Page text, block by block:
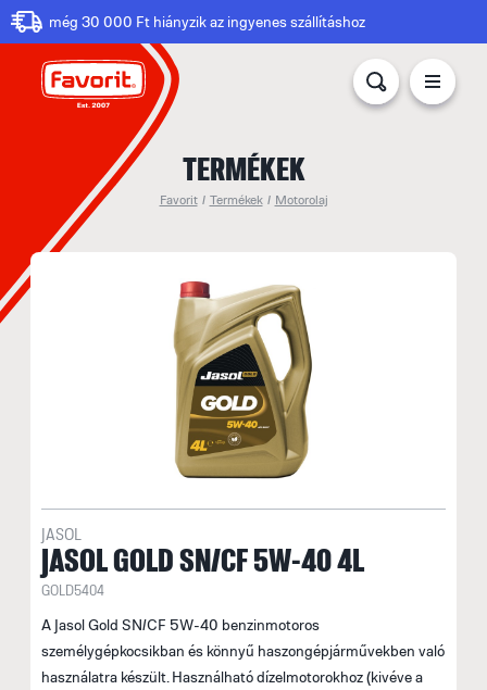
még 30 000 Ft hiányzik az ingyenes szállításhoz
TERMÉKEK
Favorit / Termékek / Motorolaj
JASOL
JASOL GOLD SN/CF 5W-40 4L
GOLD5404
A Jasol Gold SN/CF 5W-40 benzinmotoros
személygépkocsikban és könnyű haszongépjárművekben való
használatra készült. Használható dízelmotorokhoz (kivéve a